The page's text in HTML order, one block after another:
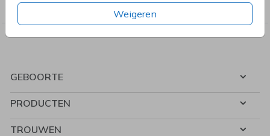
Weigeren
kerstdiner, pensioen, save the dat, tuinfeest, BBQ of verjaardag.
GEBOORTE
PRODUCTEN
TROUWEN